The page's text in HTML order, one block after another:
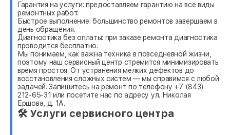
Гарантия на услуги: предоставляем гарантию на все виды
ремонтных работ.
Быстрое выполнение: большинство ремонтов завершаем в
день обращения.
Диагностика без оплаты: при заказе ремонта диагностика
проводится бесплатно.
Мы понимаем, как важна техника в повседневной жизни,
поэтому наш сервисный центр стремится минимизировать
время простоя. От устранения мелких дефектов до
восстановления сложных систем — мы справимся с любой
задачей. Запишитесь на ремонт по телефону +7 (843)
212-65-31 или посетите нас по адресу ул. Николая
Ершова, д. 1А.
🛠 Услуги сервисного центра